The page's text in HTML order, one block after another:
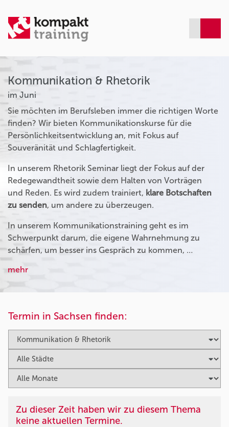
Kommunikation & Rhetorik
im Juni
Sie möchten im Berufsleben immer die richtigen Worte
finden? Wir bieten Kommunikationskurse für die
Persönlichkeitsentwicklung an, mit Fokus auf
Souveränität und Schlagfertigkeit.
In unserem Rhetorik Seminar liegt der Fokus auf der
Redegewandtheit sowie dem Halten von Vorträgen
und Reden. Es wird zudem trainiert, klare Botschaften
zu senden, um andere zu überzeugen.
In unserem Kommunikationstraining geht es im
Schwerpunkt darum, die eigene Wahrnehmung zu
schärfen, um besser ins Gespräch zu kommen, …
mehr
Termin in Sachsen finden:
Zu dieser Zeit haben wir zu diesem Thema
keine aktuellen Termine.